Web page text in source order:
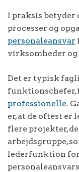
I praksis betyder
processer og
personaleansvar
virksomheder
Det er typisk
funktionschefer,
professionelle.
er, at de oftest er
flere projekter,
arbejdsgruppe,
lederfunktion